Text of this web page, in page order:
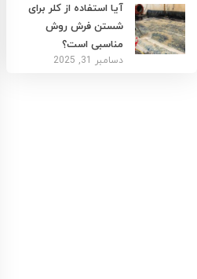
آیا استفاده از کلر برای
شستن فرش روش
مناسبی است؟
دسامبر 31, 2025